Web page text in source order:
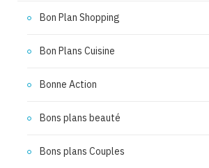
Bon Plan Shopping
Bon Plans Cuisine
Bonne Action
Bons plans beauté
Bons plans Couples